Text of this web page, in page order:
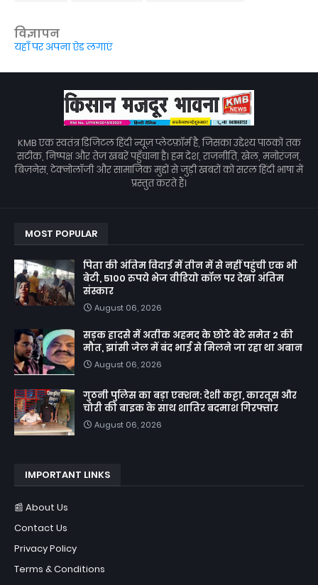
विज्ञापन
यहाँ पर अपना ऐड लगाएं
KMB एक स्वतंत्र डिजिटल हिंदी न्यूज़ प्लेटफ़ॉर्म है, जिसका उद्देश्य पाठकों तक
सटीक, निष्पक्ष और तेज़ खबरें पहुँचाना है। हम देश, राजनीति, खेल, मनोरंजन,
बिज़नेस, टेक्नोलॉजी और सामाजिक मुद्दों से जुड़ी खबरों को सरल हिंदी भाषा में
प्रस्तुत करते हैं।
MOST POPULAR
पिता की अंतिम विदाई में तीन में से नहीं पहुंची एक भी
बेटी, 5100 रुपये भेज वीडियो कॉल पर देखा अंतिम
संस्कार
August 06, 2026
सड़क हादसे में अतीक अहमद के छोटे बेटे समेत 2 की
मौत, झांसी जेल में बंद भाई से मिलने जा रहा था अबान
August 06, 2026
गुठनी पुलिस का बड़ा एक्शन: देशी कट्टा, कारतूस और
चोरी की बाइक के साथ शातिर बदमाश गिरफ्तार
August 06, 2026
IMPORTANT LINKS
📰 About Us
Contact Us
Privacy Policy
Terms & Conditions